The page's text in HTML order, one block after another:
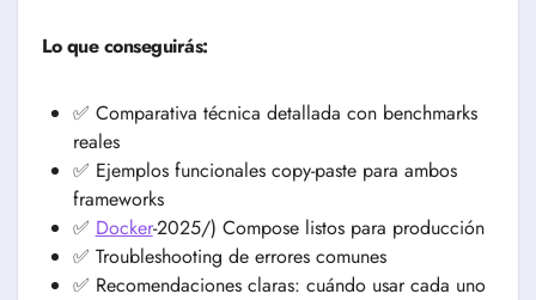
Lo que conseguirás:
✅ Comparativa técnica detallada con benchmarks
reales
✅ Ejemplos funcionales copy-paste para ambos
frameworks
✅ Docker-2025/) Compose listos para producción
✅ Troubleshooting de errores comunes
✅ Recomendaciones claras: cuándo usar cada uno